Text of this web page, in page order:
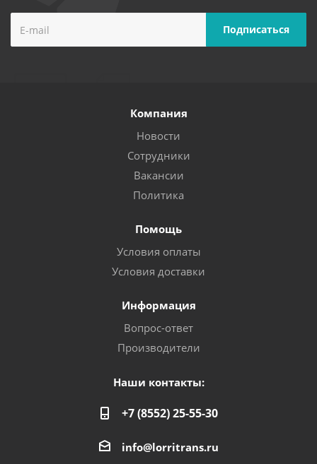
Компания
Новости
Сотрудники
Вакансии
Политика
Помощь
Условия оплаты
Условия доставки
Информация
Вопрос-ответ
Производители
Наши контакты:
+7 (8552) 25-55-30
info@lorritrans.ru